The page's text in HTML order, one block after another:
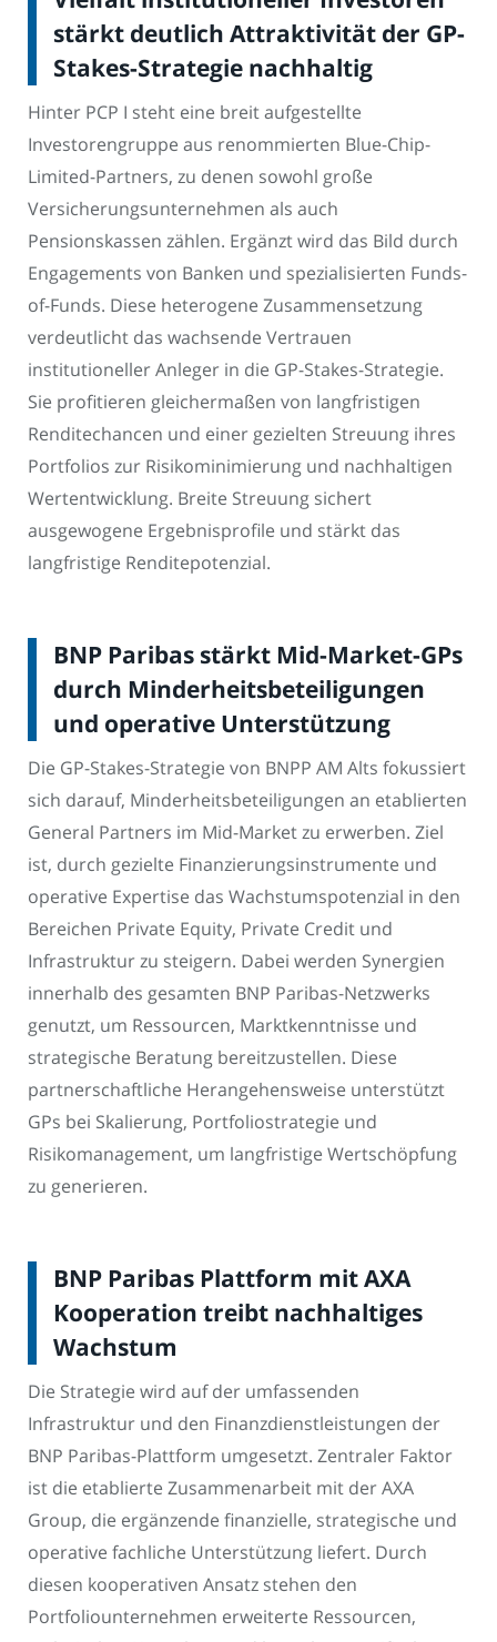
stärkt deutlich Attraktivität der GP-
Stakes-Strategie nachhaltig
Hinter PCP I steht eine breit aufgestellte
Investorengruppe aus renommierten Blue-Chip-
Limited-Partners, zu denen sowohl große
Versicherungsunternehmen als auch
Pensionskassen zählen. Ergänzt wird das Bild durch
Engagements von Banken und spezialisierten Funds-
of-Funds. Diese heterogene Zusammensetzung
verdeutlicht das wachsende Vertrauen
institutioneller Anleger in die GP-Stakes-Strategie.
Sie profitieren gleichermaßen von langfristigen
Renditechancen und einer gezielten Streuung ihres
Portfolios zur Risikominimierung und nachhaltigen
Wertentwicklung. Breite Streuung sichert
ausgewogene Ergebnisprofile und stärkt das
langfristige Renditepotenzial.
BNP Paribas stärkt Mid-Market-GPs
durch Minderheitsbeteiligungen
und operative Unterstützung
Die GP-Stakes-Strategie von BNPP AM Alts fokussiert
sich darauf, Minderheitsbeteiligungen an etablierten
General Partners im Mid-Market zu erwerben. Ziel
ist, durch gezielte Finanzierungsinstrumente und
operative Expertise das Wachstumspotenzial in den
Bereichen Private Equity, Private Credit und
Infrastruktur zu steigern. Dabei werden Synergien
innerhalb des gesamten BNP Paribas-Netzwerks
genutzt, um Ressourcen, Marktkenntnisse und
strategische Beratung bereitzustellen. Diese
partnerschaftliche Herangehensweise unterstützt
GPs bei Skalierung, Portfoliostrategie und
Risikomanagement, um langfristige Wertschöpfung
zu generieren.
BNP Paribas Plattform mit AXA
Kooperation treibt nachhaltiges
Wachstum
Die Strategie wird auf der umfassenden
Infrastruktur und den Finanzdienstleistungen der
BNP Paribas-Plattform umgesetzt. Zentraler Faktor
ist die etablierte Zusammenarbeit mit der AXA
Group, die ergänzende finanzielle, strategische und
operative fachliche Unterstützung liefert. Durch
diesen kooperativen Ansatz stehen den
Portfoliounternehmen erweiterte Ressourcen,